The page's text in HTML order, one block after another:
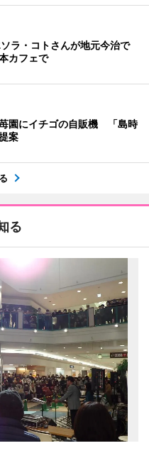
ラ・コトさんが地元今治で
カフェで
園にイチゴの自販機 「島時
案
る